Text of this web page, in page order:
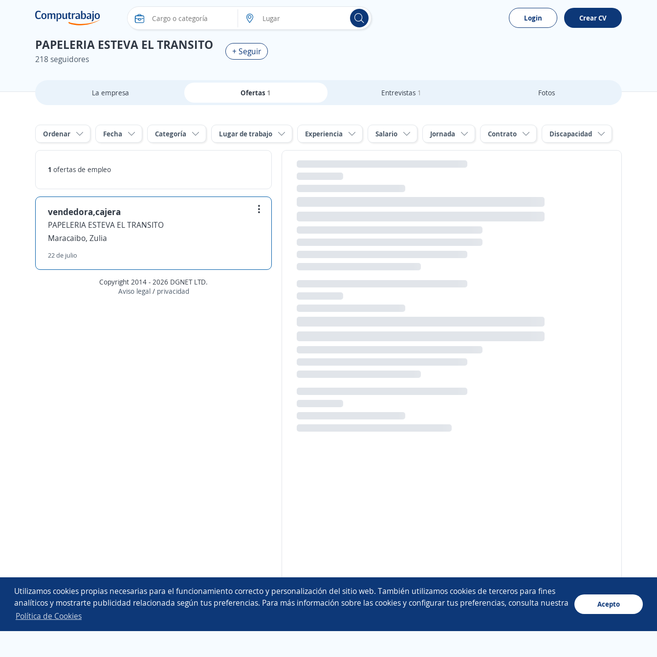
Utilizamos cookies propias necesarias para el funcionamiento correcto y personalización del sitio web. También utilizamos cookies de terceros para fines
analíticos y mostrarte publicidad relacionada según tus preferencias. Para más información sobre las cookies y configurar tus preferencias, consulta nuestra
Política de Cookies
Acepto
Login Crear CV
PAPELERIA ESTEVA EL TRANSITO
218 seguidores
+ Seguir
La empresa Ofertas 1 Entrevistas 1 Fotos
Ordenar Fecha Categoría Lugar de trabajo Experiencia Salario Jornada Contrato Discapacidad
1 ofertas de empleo
vendedora,cajera
PAPELERIA ESTEVA EL TRANSITO
Maracaibo, Zulia
22 de julio
Copyright 2014 - 2026 DGNET LTD.
Aviso legal/ privacidad